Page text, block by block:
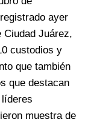
ayer
Ciudad Juárez,
custodios y
que también
que destacan
líderes
muestra de